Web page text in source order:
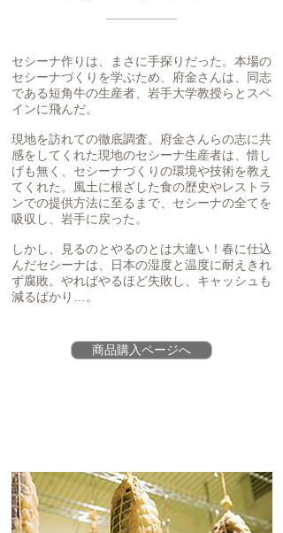
セシーナ作りは、まさに手探りだった。本場の
セシーナづくりを学ぶため、府金さんは、同志
である短角牛の生産者、岩手大学教授らとスペ
インに飛んだ。
現地を訪れての徹底調査。府金さんらの志に共
感をしてくれた現地のセシーナ生産者は、惜し
げも無く、セシーナづくりの環境や技術を教え
てくれた。風土に根ざした食の歴史やレストラ
ンでの提供方法に至るまで、セシーナの全てを
吸収し、岩手に戻った。
しかし、見るのとやるのとは大違い！春に仕込
んだセシーナは、日本の湿度と温度に耐えきれ
ず腐敗。やればやるほど失敗し、キャッシュも
減るばかり…。
商品購入ページへ